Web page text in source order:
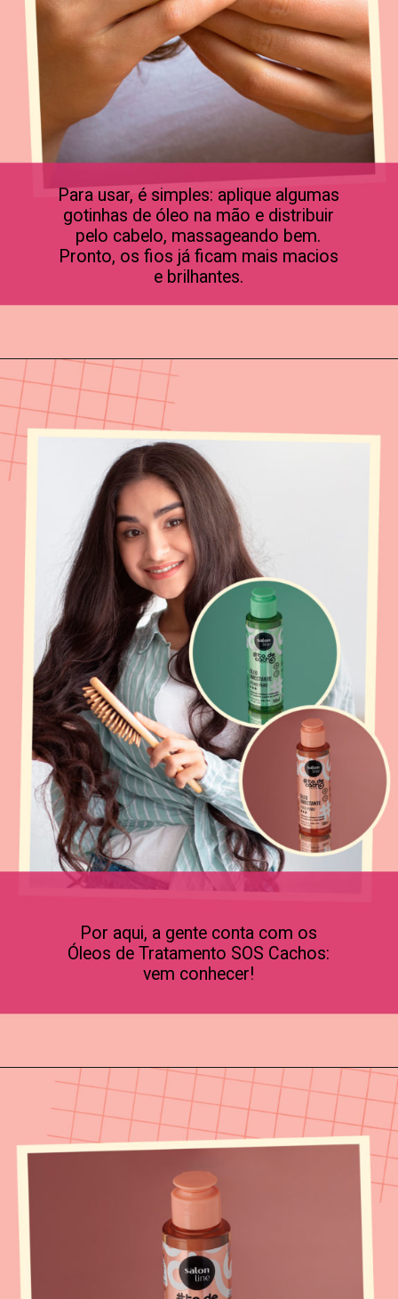
Para usar, é simples: aplique algumas
gotinhas de óleo na mão e distribuir
pelo cabelo, massageando bem.
Pronto, os fios já ficam mais macios
e brilhantes.
Por aqui, a gente conta com os
Óleos de Tratamento SOS Cachos:
vem conhecer!